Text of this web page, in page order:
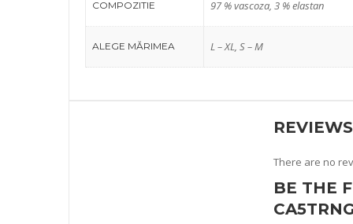
COMPOZITIE 97 % vascoza, 3 % elastan
ALEGE MĂRIMEA L – XL, S – M
REVIEWS
There are no
BE THE